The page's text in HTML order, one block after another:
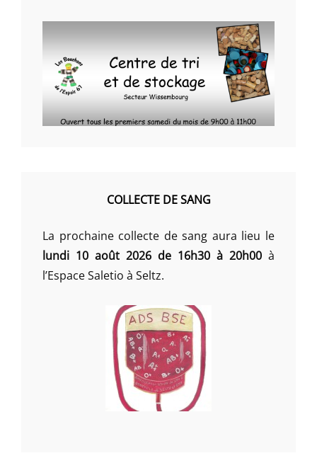
COLLECTE DE SANG
La prochaine collecte de sang aura lieu le
lundi 10 août 2026 de 16h30 à 20h00 à
l’Espace Saletio à Seltz.